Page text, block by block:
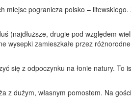
pogranicza polsko –
(najdłuższe, drugie pod względem
zamieszkałe przez
się z odpoczynku na łonie natury. To
z dużym, własnym pomostem. Na